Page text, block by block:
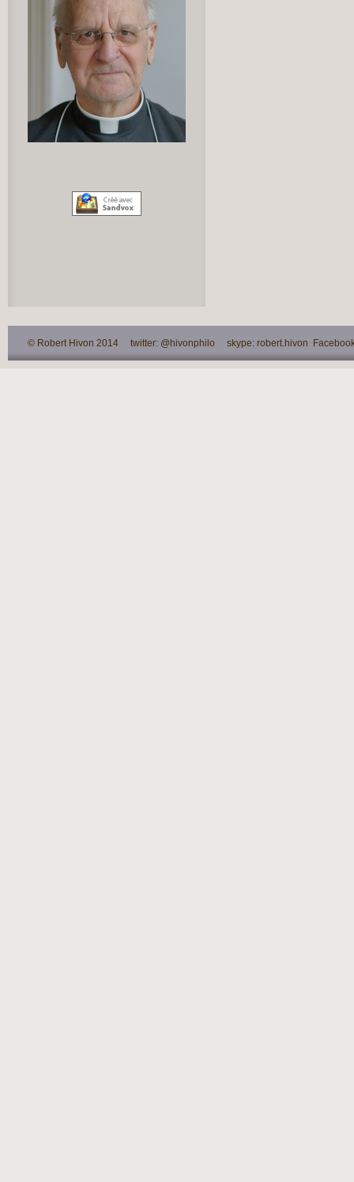
© Robert Hivon 2014 twitter: @hivonphilo skype: robert.hivon